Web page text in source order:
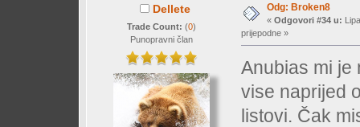
Dellete
Trade Count: (0)
Punopravni član
Odg: Broken8
« Odgovori #34 u:
prijepodne »
Anubias mi je
vise naprijed
listovi. Čak